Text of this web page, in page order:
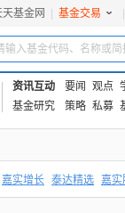
基金网 基金交易
输入基金代码、名称或简
资讯互动 要闻 观点
基金研究
策略 私募
嘉实增长 泰达精选 嘉实